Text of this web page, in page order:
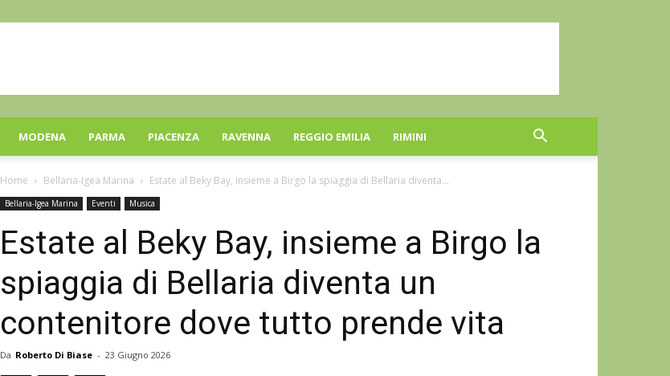
MODENA PARMA PIACENZA RAVENNA REGGIO EMILIA RIMINI
Home Bellaria-Igea Marina Estate al Beky Bay, insieme a Birgo la spiaggia di Bellaria diventa...
Bellaria-Igea Marina Eventi Musica
Estate al Beky Bay, insieme a Birgo la
spiaggia di Bellaria diventa un
contenitore dove tutto prende vita
Da Roberto Di Biase - 23 Giugno 2026